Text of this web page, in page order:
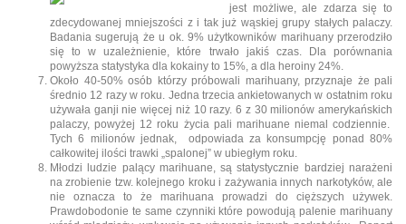
jest możliwe, ale zdarza się to
zdecydowanej mniejszości z i tak już wąskiej grupy stałych palaczy.
Badania sugerują że u ok. 9% użytkowników marihuany przerodziło
się to w uzależnienie, które trwało jakiś czas. Dla porównania
powyższa statystyka dla kokainy to 15%, a dla heroiny 24%.
Około 40-50% osób którzy próbowali marihuany, przyznaje że pali
średnio 12 razy w roku. Jedna trzecia ankietowanych w ostatnim roku
używała ganji nie więcej niż 10 razy. 6 z 30 milionów amerykańskich
palaczy, powyżej 12 roku życia pali marihuane niemal codziennie.
Tych 6 milionów jednak, odpowiada za konsumpcję ponad 80%
całkowitej ilości trawki „spalonej” w ubiegłym roku.
Młodzi ludzie palący marihuane, są statystycznie bardziej narażeni
na zrobienie tzw. kolejnego kroku i zażywania innych narkotyków, ale
nie oznacza to że marihuana prowadzi do cięższych używek.
Prawdobodonie te same czynniki które powodują palenie marihuany